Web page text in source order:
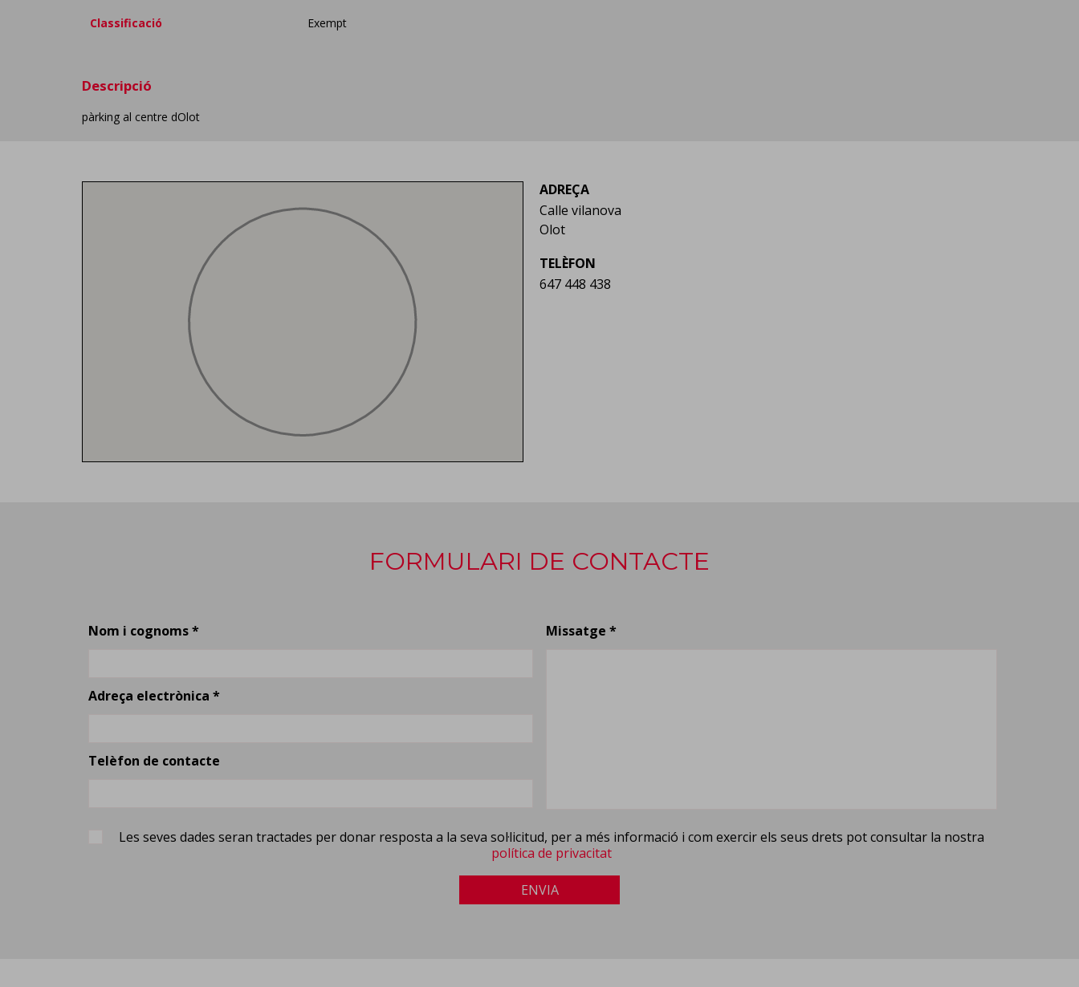
Classificació Exempt
Descripció
pàrking al centre dOlot
ADREÇA
Calle vilanova
Olot
TELÈFON
647 448 438
FORMULARI DE CONTACTE
Nom i cognoms *
Adreça electrònica *
Telèfon de contacte
Missatge *
Les seves dades seran tractades per donar resposta a la seva sol·licitud, per a més informació i com exercir els seus drets pot consultar la nostra
política de privacitat
ENVIA